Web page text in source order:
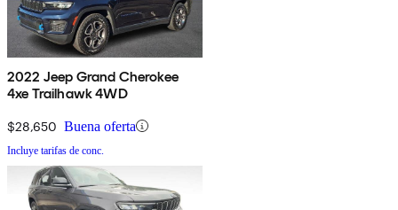
2022 Jeep Grand Cherokee
4xe Trailhawk 4WD
$28,650 Buena oferta
Incluye tarifas de conc.